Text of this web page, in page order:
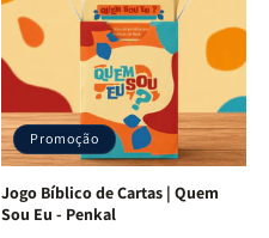
|
Identificando
Lutas
Emocionais
e
Espirituais
|
Estela
|
Identificando
as
Lutas
Emocionais
e
Espirituais
|
Promoção
Jogo Bíblico de Cartas | Quem
Sou Eu - Penkal